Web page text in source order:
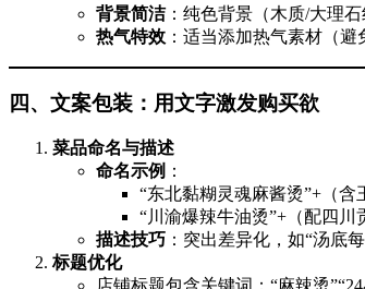
背景简洁：纯色背景（木质/大理
热气特效 ：适当添加热气素材（避
四、文案包装：用文字激发购买欲
菜品命名与描述
命名示例 ：
“东北黏糊灵魂麻酱烫”+（含
“川渝爆辣牛油烫”+（配四川
描述技巧 ：突出差异化，如“汤底
标题优化